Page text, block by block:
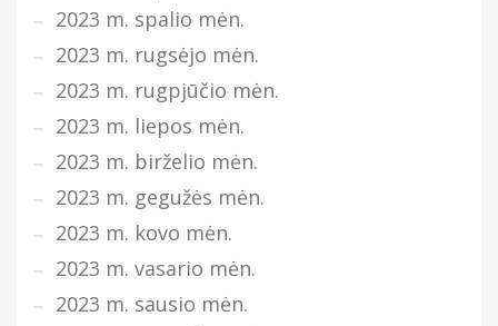
2023 m. spalio mėn.
2023 m. rugsėjo mėn.
2023 m. rugpjūčio mėn.
2023 m. liepos mėn.
2023 m. birželio mėn.
2023 m. gegužės mėn.
2023 m. kovo mėn.
2023 m. vasario mėn.
2023 m. sausio mėn.